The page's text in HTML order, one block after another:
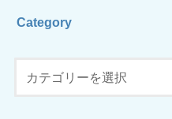
Category